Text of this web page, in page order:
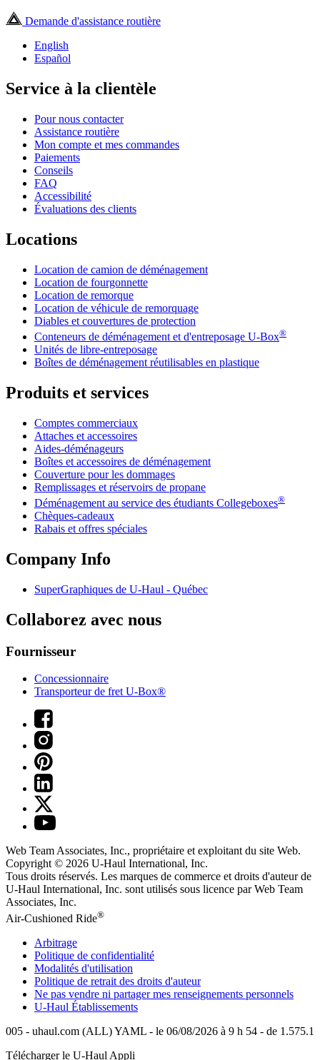
Demande d'assistance routière
English
Español
Service à la clientèle
Pour nous contacter
Assistance routière
Mon compte et mes commandes
Paiements
Conseils
FAQ
Accessibilité
Évaluations des clients
Locations
Location de camion de déménagement
Location de fourgonnette
Location de remorque
Location de véhicule de remorquage
Diables et couvertures de protection
Conteneurs de déménagement et d'entreposage U-Box®
Unités de libre-entreposage
Boîtes de déménagement réutilisables en plastique
Produits et services
Comptes commerciaux
Attaches et accessoires
Aides-déménageurs
Boîtes et accessoires de déménagement
Couverture pour les dommages
Remplissages et réservoirs de propane
Déménagement au service des étudiants Collegeboxes®
Chèques-cadeaux
Rabais et offres spéciales
Company Info
SuperGraphiques de U-Haul - Québec
Collaborez avec nous
Fournisseur
Concessionnaire
Transporteur de fret U-Box®
Web Team Associates, Inc., propriétaire et exploitant du site Web.
Copyright © 2026 U-Haul International, Inc.
Tous droits réservés. Les marques de commerce et droits d'auteur de
U-Haul International, Inc. sont utilisés sous licence par Web Team
Associates, Inc.
Air-Cushioned Ride®
Arbitrage
Politique de confidentialité
Modalités d'utilisation
Politique de retrait des droits d'auteur
Ne pas vendre ni partager mes renseignements personnels
U-Haul Établissements
005 - uhaul.com (ALL) YAML - le 06/08/2026 à 9 h 54 - de 1.575.1
Télécharger le U-Haul Appli